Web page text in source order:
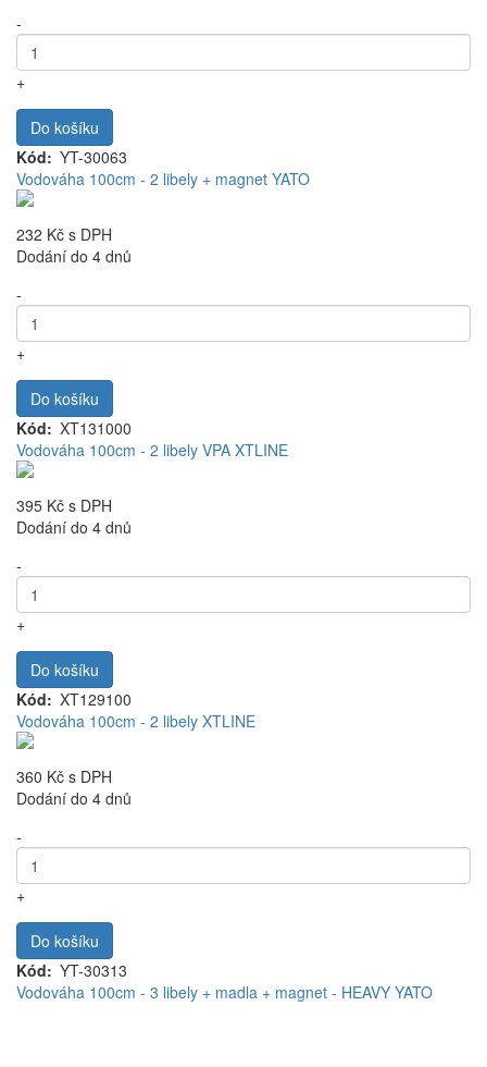
-
+
Do košíku
Kód
YT-30063
Vodováha 100cm - 2 libely + magnet YATO
232 Kč s DPH
Dodání do 4 dnů
-
+
Do košíku
Kód
XT131000
Vodováha 100cm - 2 libely VPA XTLINE
395 Kč s DPH
Dodání do 4 dnů
-
+
Do košíku
Kód
XT129100
Vodováha 100cm - 2 libely XTLINE
360 Kč s DPH
Dodání do 4 dnů
-
+
Do košíku
Kód
YT-30313
Vodováha 100cm - 3 libely + madla + magnet - HEAVY YATO